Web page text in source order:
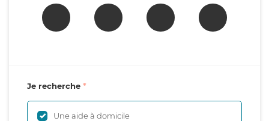
Je recherche
Une aide à domicile